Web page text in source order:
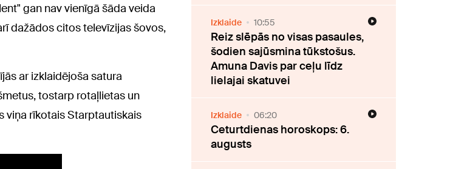
gan nav vienīgā šāda veida
dažādos citos televīzijas šovos,
ar izklaidējoša satura
tostarp rotaļlietas un
viņa rīkotais Starptautiskais
Izklaide 10:55
Reiz slēpās no visas pasaules,
šodien sajūsmina tūkstošus.
Amuna Davis par ceļu līdz
lielajai skatuvei
Izklaide 06:20
Ceturtdienas horoskops: 6.
augusts